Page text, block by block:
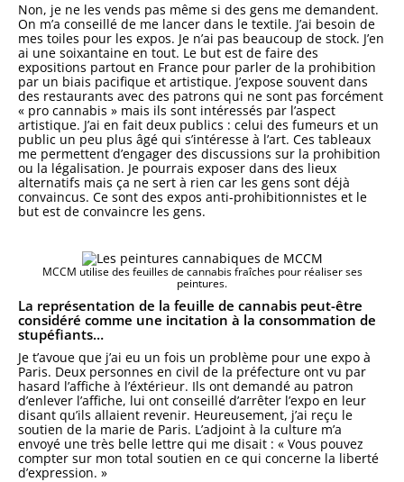
Non, je ne les vends pas même si des gens me demandent.
On m’a conseillé de me lancer dans le textile. J’ai besoin de
mes toiles pour les expos. Je n’ai pas beaucoup de stock. J’en
ai une soixantaine en tout. Le but est de faire des
expositions partout en France pour parler de la prohibition
par un biais pacifique et artistique. J’expose souvent dans
des restaurants avec des patrons qui ne sont pas forcément
« pro cannabis » mais ils sont intéressés par l’aspect
artistique. J’ai en fait deux publics : celui des fumeurs et un
public un peu plus âgé qui s’intéresse à l’art. Ces tableaux
me permettent d’engager des discussions sur la prohibition
ou la légalisation. Je pourrais exposer dans des lieux
alternatifs mais ça ne sert à rien car les gens sont déjà
convaincus. Ce sont des expos anti-prohibitionnistes et le
but est de convaincre les gens.
MCCM utilise des feuilles de cannabis fraîches pour réaliser ses
peintures.
La représentation de la feuille de cannabis peut-être
considéré comme une incitation à la consommation de
stupéfiants…
Je t’avoue que j’ai eu un fois un problème pour une expo à
Paris. Deux personnes en civil de la préfecture ont vu par
hasard l’affiche à l’éxtérieur. Ils ont demandé au patron
d’enlever l’affiche, lui ont conseillé d’arrêter l’expo en leur
disant qu’ils allaient revenir. Heureusement, j’ai reçu le
soutien de la marie de Paris. L’adjoint à la culture m’a
envoyé une très belle lettre qui me disait : « Vous pouvez
compter sur mon total soutien en ce qui concerne la liberté
d’expression. »